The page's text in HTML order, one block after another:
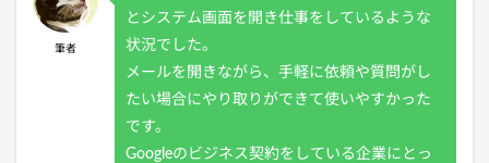
筆者
とシステム画面を開き仕事をしているような
状況でした。
メールを開きながら、手軽に依頼や質問がし
たい場合にやり取りができて使いやすかった
です。
Googleのビジネス契約をしている企業にとっ